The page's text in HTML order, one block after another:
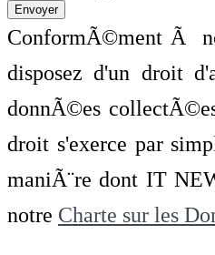
ConformÃ©ment Ã
disposez d'un droit
donnÃ©es
droit s'exerce par
maniÃ¨re dont IT
notre Charte sur les